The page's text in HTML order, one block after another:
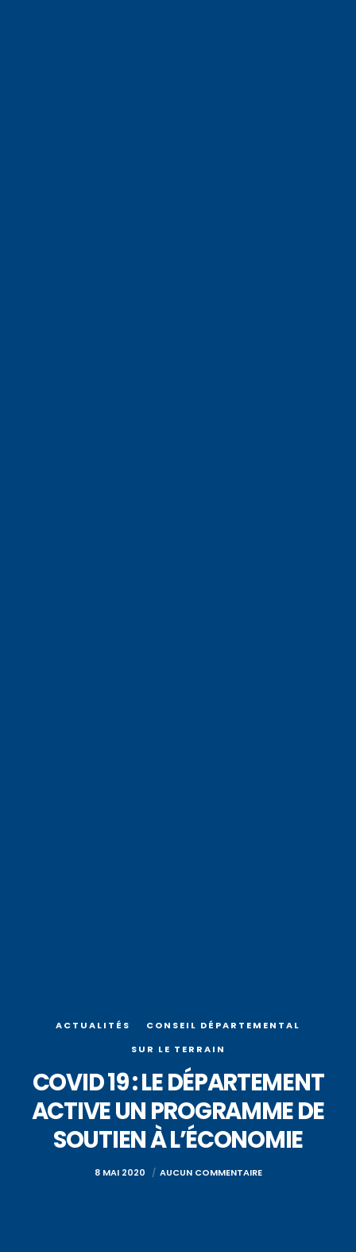
ACTUALITÉS
CONSEIL DÉPARTEMENTAL
SUR LE TERRAIN
COVID 19 : LE DÉPARTEMENT
ACTIVE UN PROGRAMME DE
SOUTIEN À L’ÉCONOMIE
8 MAI 2020 AUCUN COMMENTAIRE